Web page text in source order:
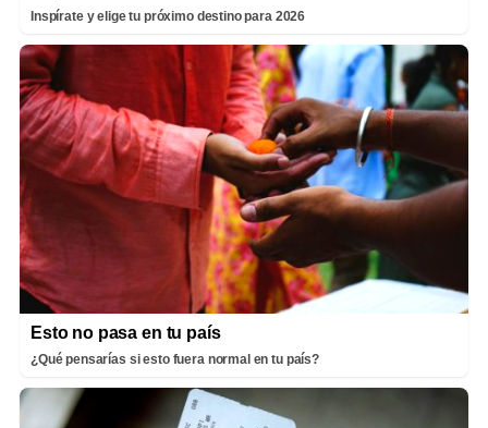
Inspírate y elige tu próximo destino para 2026
Esto no pasa en tu país
¿Qué pensarías si esto fuera normal en tu país?